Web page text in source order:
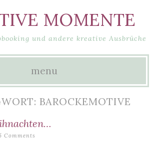
MOMENTE
und andere kreative Ausbrüche
menu
BAROCKEMOTIVE
Comments